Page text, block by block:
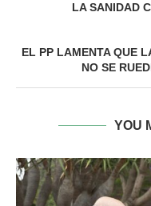
LA SANIDAD
EL PP LAMENTA QUE
NO SE
YOU